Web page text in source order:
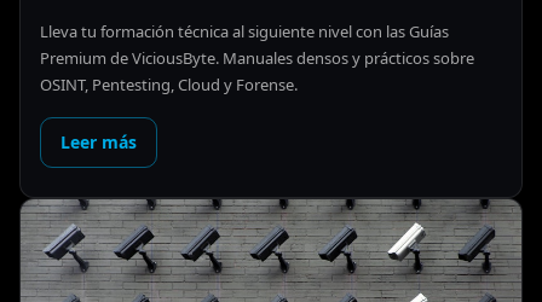
Lleva tu formación técnica al siguiente nivel con las Guías
Premium de ViciousByte. Manuales densos y prácticos sobre
OSINT, Pentesting, Cloud y Forense.
Leer más